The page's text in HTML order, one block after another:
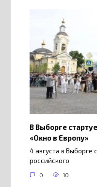
В Выборге
«Окно в Европу»
4 августа в Выборге
российского
0 10